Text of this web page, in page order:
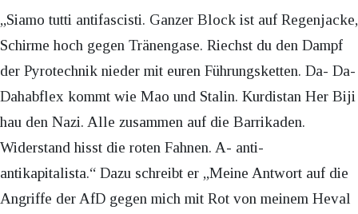
„Siamo tutti antifascisti. Ganzer Block ist auf Regenjacke,
Schirme hoch gegen Tränengase. Riechst du den Dampf
der Pyrotechnik nieder mit euren Führungsketten. Da- Da-
Dahabflex kommt wie Mao und Stalin. Kurdistan Her Biji
hau den Nazi. Alle zusammen auf die Barrikaden.
Widerstand hisst die roten Fahnen. A- anti-
antikapitalista.“ Dazu schreibt er „Meine Antwort auf die
Angriffe der AfD gegen mich mit Rot von meinem Heval